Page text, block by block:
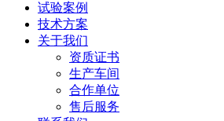
试验案例
技术方案
关于我们
资质证书
生产车间
合作单位
售后服务